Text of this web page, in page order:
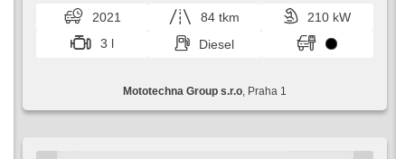
Autoradio, Automatikgetriebe, Antrieb 4x4
2021 84 tkm
210 kW
3 l
Diesel
Mototechna Group s.r.o , Praha 1